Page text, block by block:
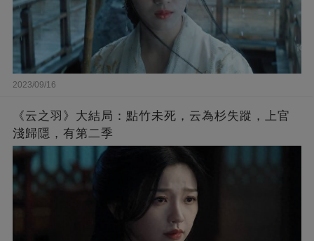
2023/09/16
《云之羽》大結局：點竹未死，云為杉失蹤，上官
淺歸隱，有第二季